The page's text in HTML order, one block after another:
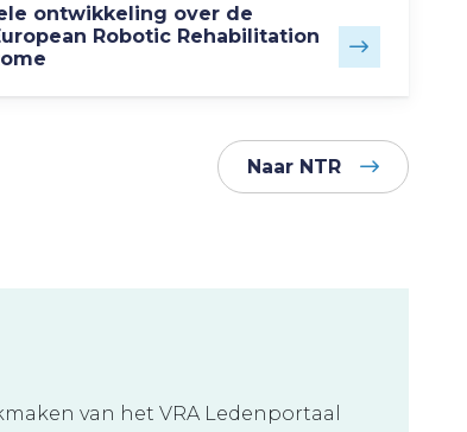
ontwikkeling over de
Robotic Rehabilitation
Naar NTR
van het VRA Ledenportaal